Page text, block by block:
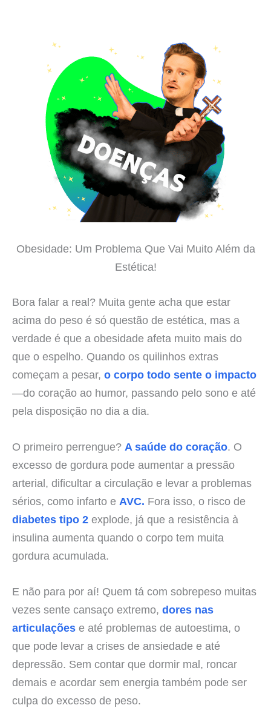
Obesidade: Um Problema Que Vai Muito Além da
Estética!
Bora falar a real? Muita gente acha que estar
acima do peso é só questão de estética, mas a
verdade é que a obesidade afeta muito mais do
que o espelho. Quando os quilinhos extras
começam a pesar, o corpo todo sente o impacto
—do coração ao humor, passando pelo sono e até
pela disposição no dia a dia.
O primeiro perrengue? A saúde do coração. O
excesso de gordura pode aumentar a pressão
arterial, dificultar a circulação e levar a problemas
sérios, como infarto e AVC. Fora isso, o risco de
diabetes tipo 2 explode, já que a resistência à
insulina aumenta quando o corpo tem muita
gordura acumulada.
E não para por aí! Quem tá com sobrepeso muitas
vezes sente cansaço extremo, dores nas
articulações e até problemas de autoestima, o
que pode levar a crises de ansiedade e até
depressão. Sem contar que dormir mal, roncar
demais e acordar sem energia também pode ser
culpa do excesso de peso.